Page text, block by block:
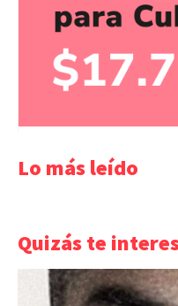
Lo más leído
Quizás te